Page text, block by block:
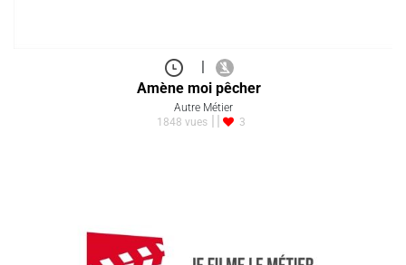
|
Amène moi pêcher
Autre Métier
1848 vues
3